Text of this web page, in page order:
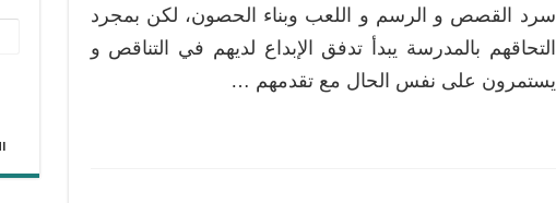
سرد القصص و الرسم و اللعب وبناء الحصون، لكن بمجرد
التحاقهم بالمدرسة يبدأ تدفق الإبداع لديهم في التناقص و
يستمرون على نفس الحال مع تقدمهم …